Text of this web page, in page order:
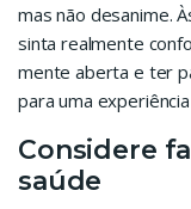
mas não desanime.
sinta realmente
mente aberta e ter
para uma
Considere
saúde